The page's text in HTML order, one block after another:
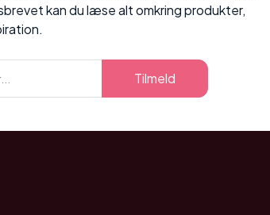
kan du læse alt omkring produkter,
Tilmeld